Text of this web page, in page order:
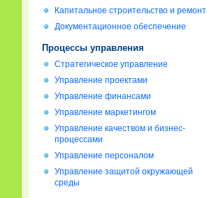
Капитальное строительство и ремонт
Документационное обеспечение
Процессы управления
Стратегическое управление
Управление проектами
Управление финансами
Управление маркетингом
Управление качеством и бизнес-
процессами
Управление персоналом
Управление защитой окружающей
среды